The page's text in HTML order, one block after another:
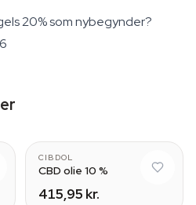
20% som nybegynder?
CIBDOL
CBD olie 10 %
415,95 kr.